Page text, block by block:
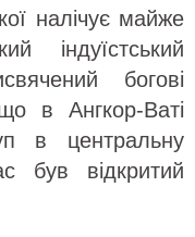
налічує майже
індуїстський
богові
в Ангкор-Ваті
в центральну
був відкритий